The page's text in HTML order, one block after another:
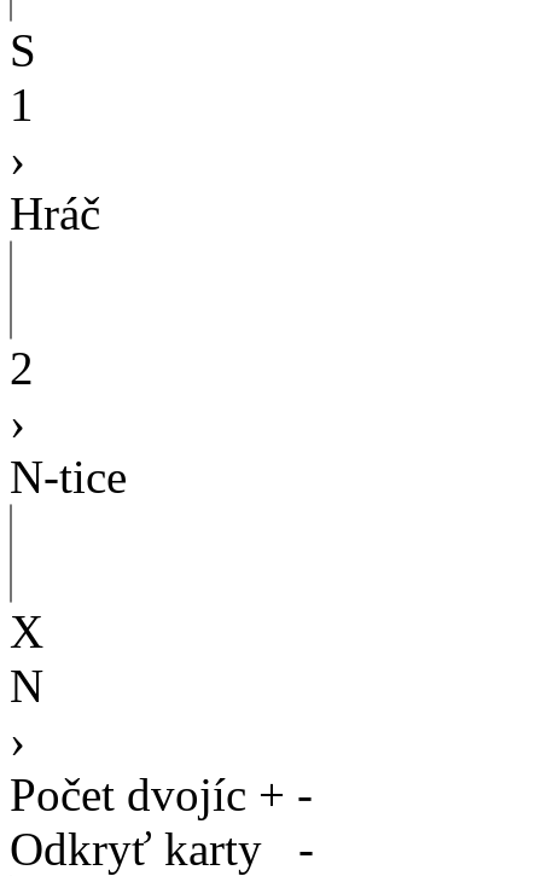
S
1
›
Hráč
2
›
N-tice
X
N
›
Počet dvojíc + -
Odkryť karty
-